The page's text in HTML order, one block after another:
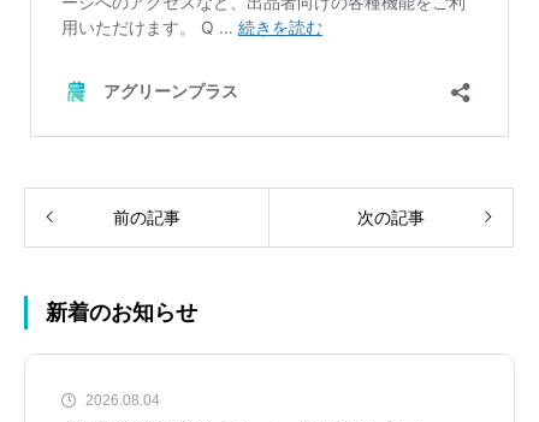
前の記事 次の記事
新着のお知らせ
2026.08.04